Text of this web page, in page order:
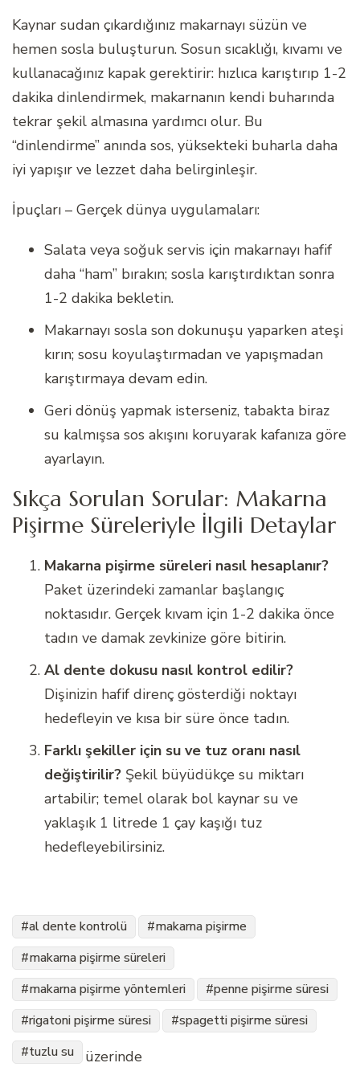
Kaynar sudan çıkardığınız makarnayı süzün ve
hemen sosla buluşturun. Sosun sıcaklığı, kıvamı ve
kullanacağınız kapak gerektirir: hızlıca karıştırıp 1-2
dakika dinlendirmek, makarnanın kendi buharında
tekrar şekil almasına yardımcı olur. Bu
“dinlendirme” anında sos, yüksekteki buharla daha
iyi yapışır ve lezzet daha belirginleşir.
İpuçları – Gerçek dünya uygulamaları:
Salata veya soğuk servis için makarnayı hafif
daha “ham” bırakın; sosla karıştırdıktan sonra
1-2 dakika bekletin.
Makarnayı sosla son dokunuşu yaparken ateşi
kırın; sosu koyulaştırmadan ve yapışmadan
karıştırmaya devam edin.
Geri dönüş yapmak isterseniz, tabakta biraz
su kalmışsa sos akışını koruyarak kafanıza göre
ayarlayın.
Sıkça Sorulan Sorular: Makarna
Pişirme Süreleriyle İlgili Detaylar
Makarna pişirme süreleri nasıl hesaplanır?
Paket üzerindeki zamanlar başlangıç
noktasıdır. Gerçek kıvam için 1-2 dakika önce
tadın ve damak zevkinize göre bitirin.
Al dente dokusu nasıl kontrol edilir?
Dişinizin hafif direnç gösterdiği noktayı
hedefleyin ve kısa bir süre önce tadın.
Farklı şekiller için su ve tuz oranı nasıl
değiştirilir? Şekil büyüdükçe su miktarı
artabilir; temel olarak bol kaynar su ve
yaklaşık 1 litrede 1 çay kaşığı tuz
hedefleyebilirsiniz.
al dente kontrolü
makarna pişirme
makarna pişirme süreleri
makarna pişirme yöntemleri
penne pişirme süresi
rigatoni pişirme süresi
spagetti pişirme süresi
tuzlu su
üzerinde